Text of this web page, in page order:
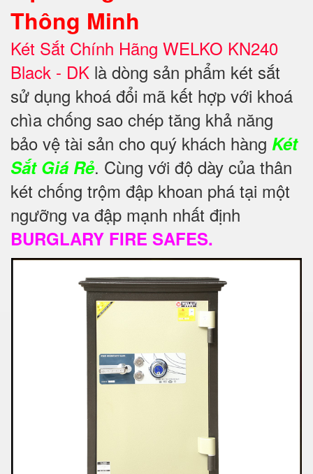
Thông Minh
Két Sắt Chính Hãng WELKO KN240
Black - DK là dòng sản phẩm két sắt
sử dụng khoá đổi mã kết hợp với khoá
chìa chống sao chép tăng khả năng
bảo vệ tài sản cho quý khách hàng Két
Sắt Giá Rẻ. Cùng với độ dày của thân
két chống trộm đập khoan phá tại một
ngưỡng va đập mạnh nhất định
BURGLARY FIRE SAFES.